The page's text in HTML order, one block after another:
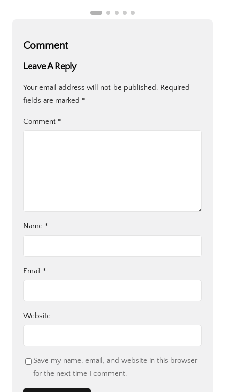
Comment
Leave A Reply
Your email address will not be published. Required
fields are marked *
Comment *
Name *
Email *
Website
Save my name, email, and website in this browser
for the next time I comment.